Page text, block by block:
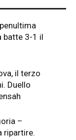
batte 3-1 il
il terzo
Duello
–
ripartire.